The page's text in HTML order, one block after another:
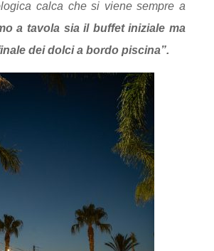
calca che si viene sempre a
a tavola sia il buffet iniziale ma
dei dolci a bordo piscina”.